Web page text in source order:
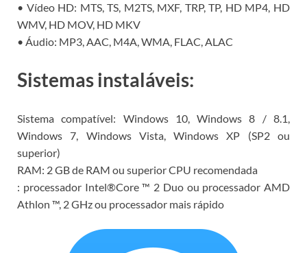
• Vídeo HD: MTS, TS, M2TS, MXF, TRP, TP, HD MP4, HD
WMV, HD MOV, HD MKV
• Áudio: MP3, AAC, M4A, WMA, FLAC, ALAC
Sistemas instaláveis:
Sistema compatível: Windows 10, Windows 8 / 8.1,
Windows 7, Windows Vista, Windows XP (SP2 ou
superior)
RAM: 2 GB de RAM ou superiorCPU recomendada
: processador Intel®Core ™ 2 Duo ou processador AMD
Athlon ™, 2 GHz ou processador mais rápido